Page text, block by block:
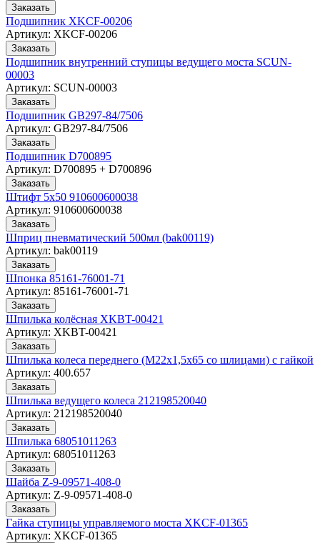
Заказать
Подшипник XKCF-00206
Артикул: XKCF-00206
Заказать
Подшипник внутренний ступицы ведущего моста SCUN-
00003
Артикул: SCUN-00003
Заказать
Подшипник GB297-84/7506
Артикул: GB297-84/7506
Заказать
Подшипник D700895
Артикул: D700895 + D700896
Заказать
Штифт 5х50 910600600038
Артикул: 910600600038
Заказать
Шприц пневматический 500мл (bak00119)
Артикул: bak00119
Заказать
Шпонка 85161-76001-71
Артикул: 85161-76001-71
Заказать
Шпилька колёсная XKBT-00421
Артикул: XKBT-00421
Заказать
Шпилька колеса переднего (М22х1,5х65 со шлицами) с гайкой
Артикул: 400.657
Заказать
Шпилька ведущего колеса 212198520040
Артикул: 212198520040
Заказать
Шпилька 68051011263
Артикул: 68051011263
Заказать
Шайба Z-9-09571-408-0
Артикул: Z-9-09571-408-0
Заказать
Гайка ступицы управляемого моста XKCF-01365
Артикул: XKCF-01365